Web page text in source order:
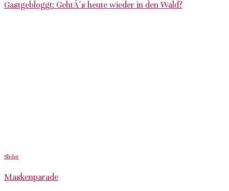
Gastgebloggt: GehtÂ´s heute wieder in den Wald?
Slider
Maskenparade